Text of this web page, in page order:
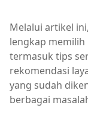
Melalui artikel
lengkap memilih
termasuk tips
rekomendasi
yang sudah
berbagai